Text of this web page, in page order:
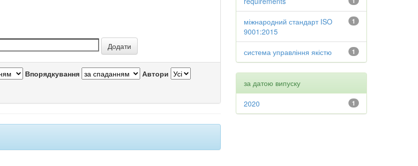
Впорядкування Автори
1
міжнародний стандарт ISO
9001:2015
1
система управління якістю
за датою випуску
1
2020